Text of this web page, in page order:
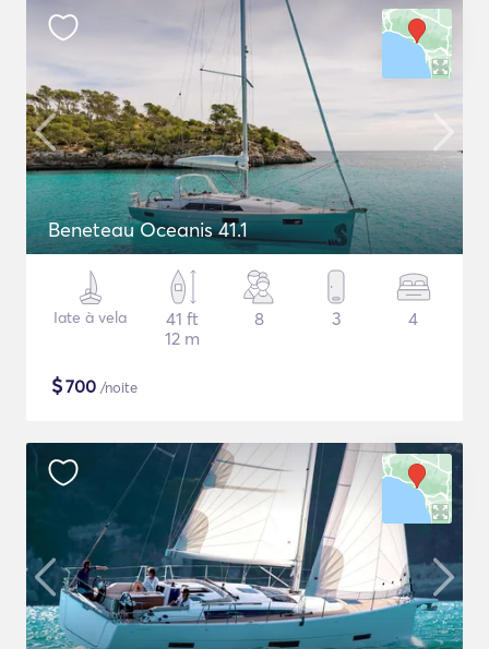
Beneteau Oceanis 41.1
Iate à vela
41 ft
12 m
8 3 4
$700 /noite